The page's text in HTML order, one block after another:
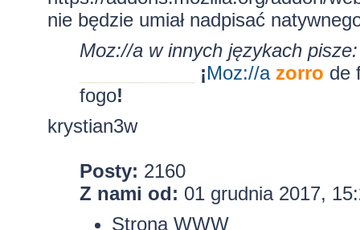
nie będzie umiał nadpisać
Moz://a w innych językach pisze:
¡Moz://a zorro de
fogo!
krystian3w
Posty: 2160
Z nami od: 01 grudnia 2017,
Strona WWW